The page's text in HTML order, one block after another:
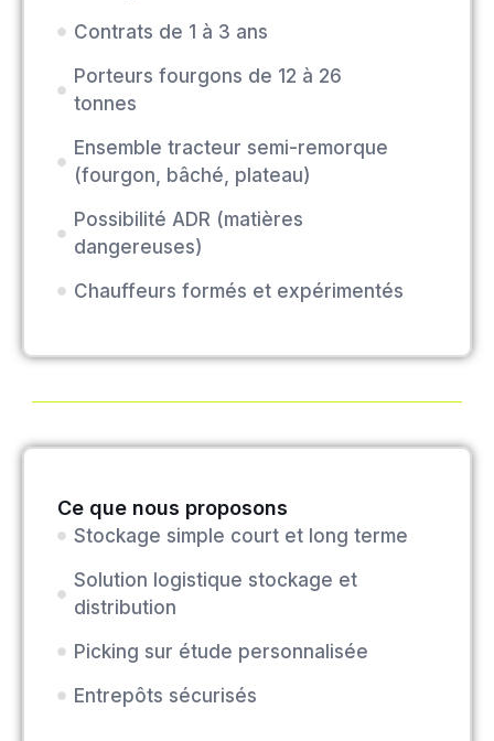
Contrats de 1 à 3 ans
Porteurs fourgons de 12 à 26
tonnes
Ensemble tracteur semi-remorque
(fourgon, bâché, plateau)
Possibilité ADR (matières
dangereuses)
Chauffeurs formés et expérimentés
Ce que nous proposons
Stockage simple court et long terme
Solution logistique stockage et
distribution
Picking sur étude personnalisée
Entrepôts sécurisés